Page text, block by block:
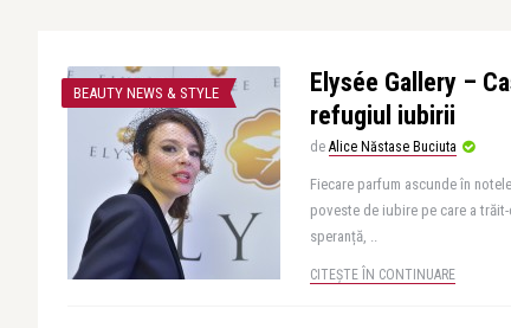
BEAUTY NEWS & STYLE
Elysée Gallery –
refugiul iubirii
de Alice Năstase Buciuta
Fiecare parfum ascunde în
poveste de iubire pe care a
speranță, ..
CITEȘTE ÎN CONTINUARE